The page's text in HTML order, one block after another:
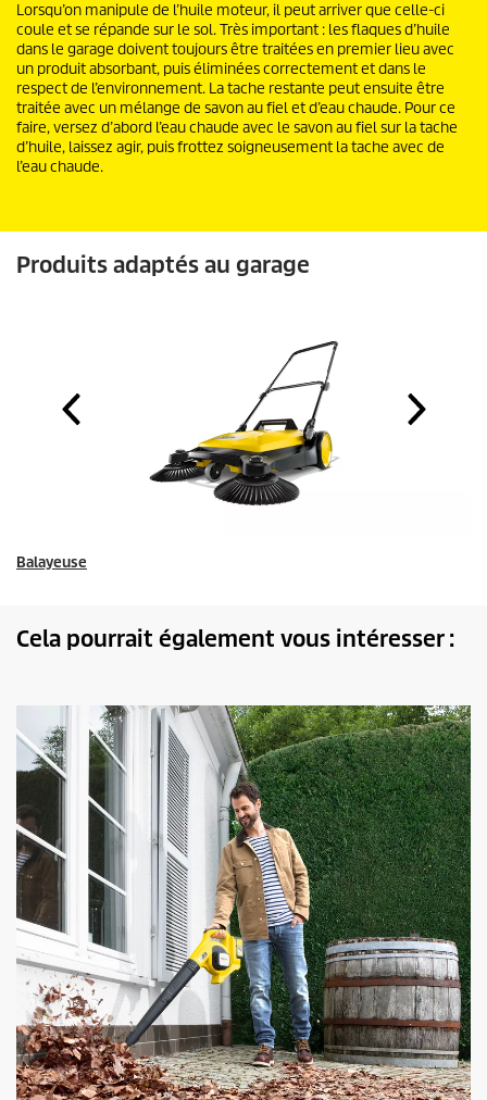
Lorsqu’on manipule de l’huile moteur, il peut arriver que celle-ci
coule et se répande sur le sol. Très important : les flaques d’huile
dans le garage doivent toujours être traitées en premier lieu avec
un produit absorbant, puis éliminées correctement et dans le
respect de l’environnement. La tache restante peut ensuite être
traitée avec un mélange de savon au fiel et d’eau chaude. Pour ce
faire, versez d’abord l’eau chaude avec le savon au fiel sur la tache
d’huile, laissez agir, puis frottez soigneusement la tache avec de
l’eau chaude.
Produits adaptés au garage
Balayeuse
Cela pourrait également vous intéresser :